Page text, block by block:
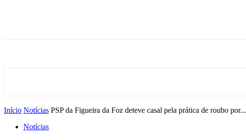
Início Notícias PSP da Figueira da Foz deteve casal pela prática de roubo por...
Notícias